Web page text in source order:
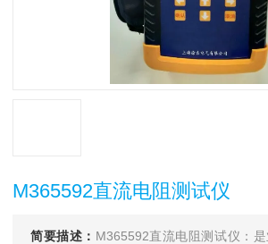
M365592直流电阻测试仪
简要描述： M365592直流电阻测试仪：